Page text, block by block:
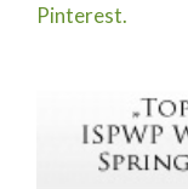
Pinterest.